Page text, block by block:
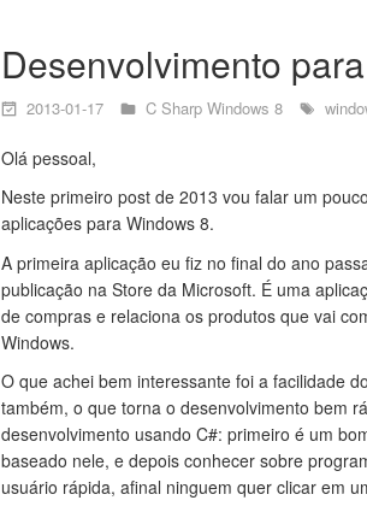
Desenvolvimento
2013-01-17 C Sharp Windows 8
Olá pessoal,
Neste primeiro post de 2013 vou falar um
aplicações para Windows 8.
A primeira aplicação eu fiz no final do ano
publicação na Store da Microsoft. É uma
de compras e relaciona os produtos que vai
Windows.
O que achei bem interessante foi a facilidade
também, o que torna o desenvolvimento bem
desenvolvimento usando C#: primeiro é um
baseado nele, e depois conhecer sobre
usuário rápida, afinal ninguem quer clicar em